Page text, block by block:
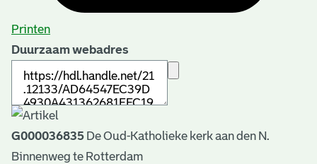
Printen
Duurzaam webadres
G000036835 De Oud-Katholieke kerk aan den N.
Binnenweg te Rotterdam